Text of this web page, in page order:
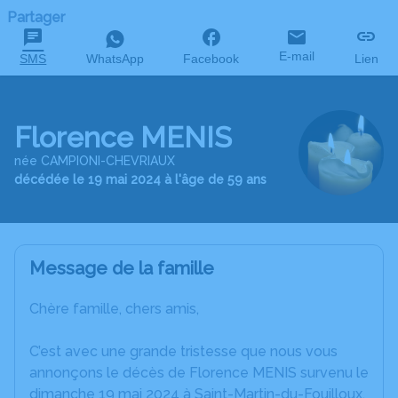
Partager
SMS WhatsApp Facebook E-mail Lien
Florence MENIS
née CAMPIONI-CHEVRIAUX
décédée le 19 mai 2024 à l'âge de 59 ans
Message de la famille
Chère famille, chers amis,
C’est avec une grande tristesse que nous vous
annonçons le décès de Florence MENIS survenu le
dimanche 19 mai 2024 à Saint-Martin-du-Fouilloux.